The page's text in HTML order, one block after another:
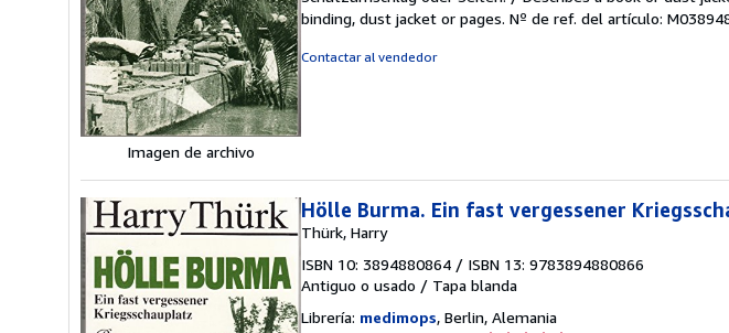
Imagen de archivo
5
de
binding, dust jacket or pages. Nº de ref. del artículo:
Contactar al vendedor
Hölle Burma. Ein fast vergessener
Thürk, Harry
ISBN 10: 3894880864 / ISBN 13: 9783894880866
Antiguo o usado / Tapa blanda
Librería: medimops, Berlin, Alemania